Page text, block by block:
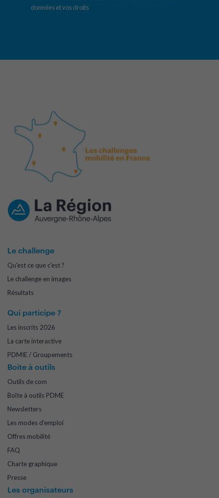
données et vos droits
Le challenge
Qu'est ce que c'est ?
Le challenge en images
Résultats
Qui participe ?
Les inscrits 2026
La carte interactive
PDMIE / Groupements
Boite à outils
Outils de com
Boîte à outils PDME
Newsletters
Les modes d'emploi
Offres mobilité
FAQ
Charte graphique
Presse
Les organisateurs